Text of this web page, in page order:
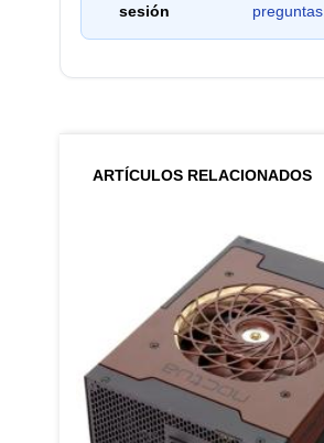
sesión
preguntas.
ARTÍCULOS RELACIONADOS